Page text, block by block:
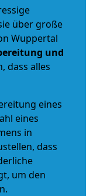
über große
Wuppertal
und
dass alles
eines
eines
in
dass
um den